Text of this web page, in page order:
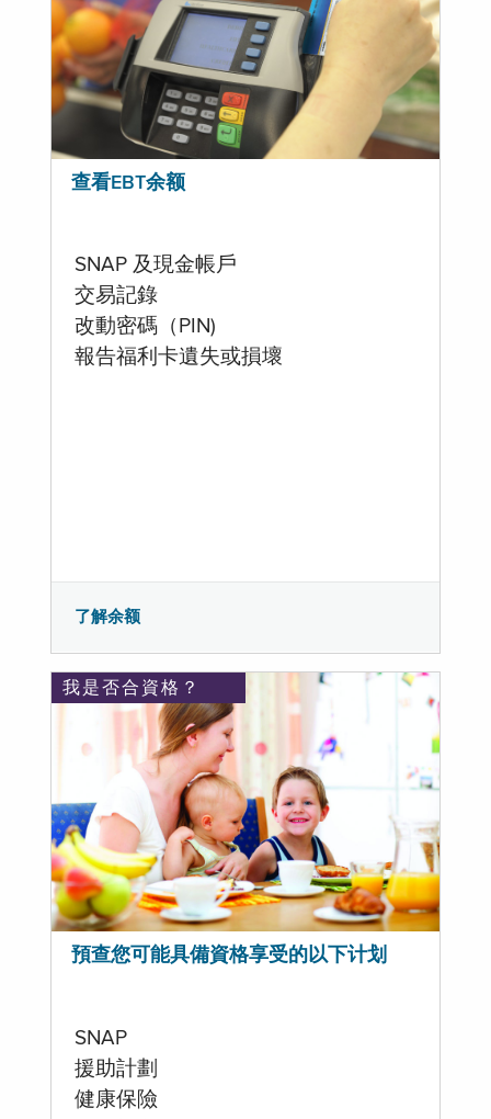
查看EBT余额
SNAP 及現金帳戶
交易記錄
改動密碼（PIN)
報告福利卡遺失或損壞
了解余额
我是否合資格？
預查您可能具備資格享受的以下计划
SNAP
援助計劃
健康保險